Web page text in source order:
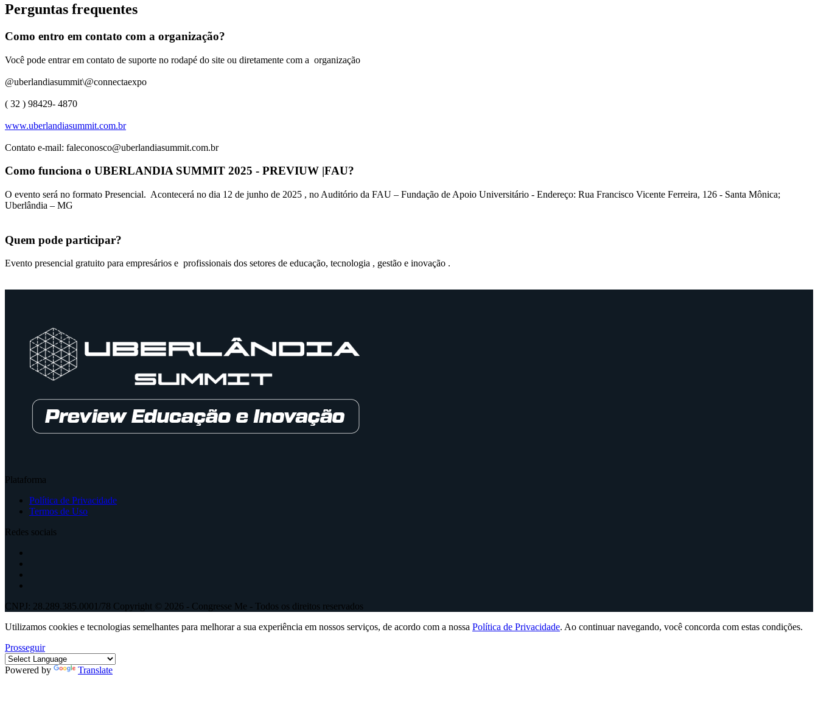
Perguntas frequentes
Como entro em contato com a organização?
Você pode entrar em contato de suporte no rodapé do site ou diretamente com a organização
@uberlandiasummit\@connectaexpo
( 32 ) 98429- 4870
www.uberlandiasummit.com.br
Contato e-mail: faleconosco@uberlandiasummit.com.br
Como funciona o UBERLANDIA SUMMIT 2025 - PREVIUW |FAU?
O evento será no formato Presencial. Acontecerá no dia 12 de junho de 2025 , no Auditório da FAU – Fundação de Apoio Universitário - Endereço: Rua Francisco Vicente Ferreira, 126 - Santa Mônica;
Uberlândia – MG
Quem pode participar?
Evento presencial gratuito para empresários e profissionais dos setores de educação, tecnologia , gestão e inovação .
Plataforma
Política de Privacidade
Termos de Uso
Redes sociais
CNPJ: 28.289.385.0001/78 Copyright © 2026 - Congresse Me - Todos os direitos reservados
Utilizamos cookies e tecnologias semelhantes para melhorar a sua experiência em nossos serviços, de acordo com a nossa Política de Privacidade. Ao continuar navegando, você concorda com estas condições.
Prosseguir
Powered by Translate